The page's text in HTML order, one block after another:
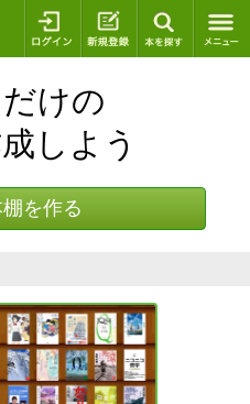
ログイン 新規登録
けの
しよう
を作る